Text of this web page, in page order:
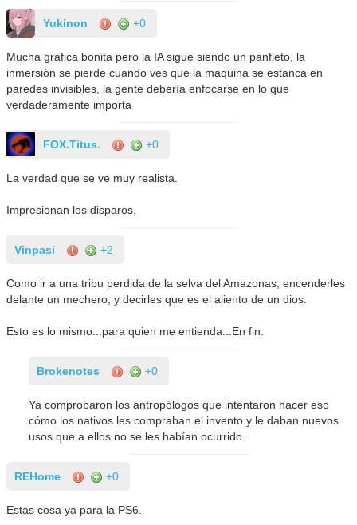
Yukinon +0
Mucha gráfica bonita pero la IA sigue siendo un panfleto, la
inmersión se pierde cuando ves que la maquina se estanca en
paredes invisibles, la gente debería enfocarse en lo que
verdaderamente importa
FOX.Titus. +0
La verdad que se ve muy realista.
Impresionan los disparos.
Vinpasi +2
Como ir a una tribu perdida de la selva del Amazonas, encenderles
delante un mechero, y decirles que es el aliento de un dios.
Esto es lo mismo...para quien me entienda...En fin.
Brokenotes +0
Ya comprobaron los antropólogos que intentaron hacer eso
cómo los nativos les compraban el invento y le daban nuevos
usos que a ellos no se les habían ocurrido.
REHome +0
Estas cosa ya para la PS6.